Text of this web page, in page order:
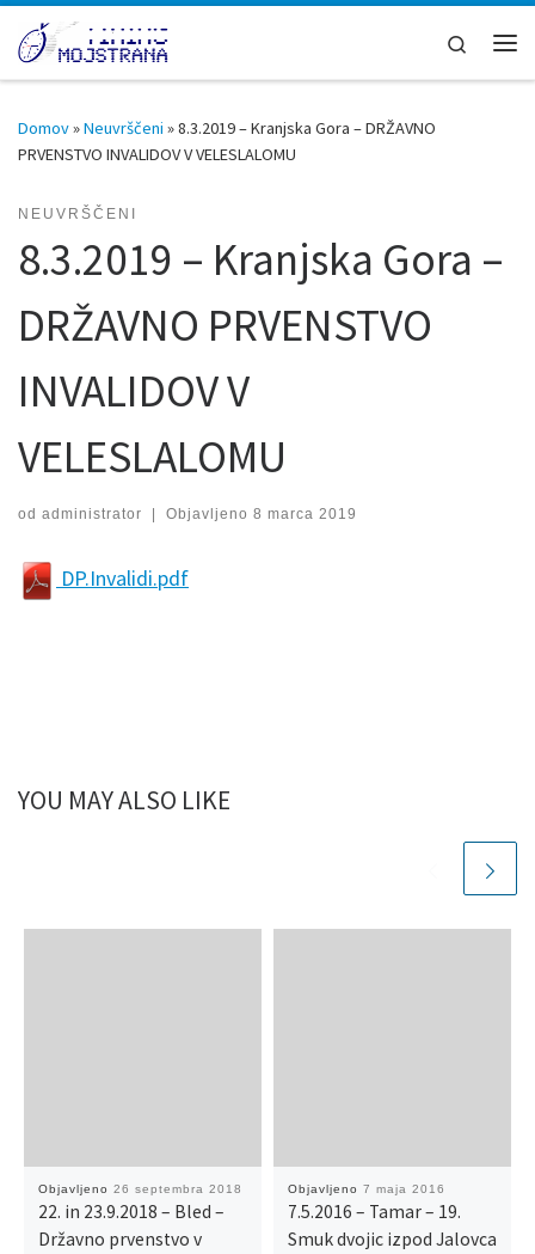
Skoči na vsebino
Search
Domov»Neuvrščeni »8.3.2019 – Kranjska Gora – DRŽAVNO
PRVENSTVO INVALIDOV V VELESLALOMU
NEUVRŠČENI
8.3.2019 – Kranjska Gora –
DRŽAVNO PRVENSTVO
INVALIDOV V
VELESLALOMU
od administrator | Objavljeno 8 marca 2019
DP.Invalidi.pdf
YOU MAY ALSO LIKE
Objavljeno 26 septembra 2018
22. in 23.9.2018 – Bled –
Državno prvenstvo v
Objavljeno 7 maja 2016
7.5.2016 – Tamar – 19.
Smuk dvojic izpod Jalovca